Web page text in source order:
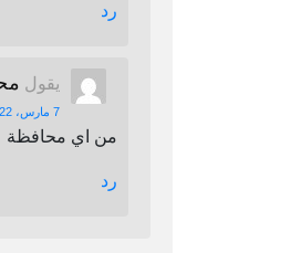
رد
يقول
7 مارس، 2022 الساعة 7:22 م
من اي محافظة
رد